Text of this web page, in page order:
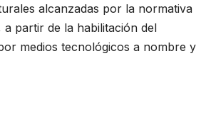
alcanzadas por la normativa
partir de la habilitación del
medios tecnológicos a nombre y